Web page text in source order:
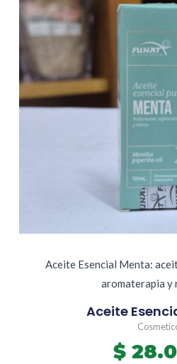
Aceite Esencial Menta:
aromaterapia y
Aceite
$